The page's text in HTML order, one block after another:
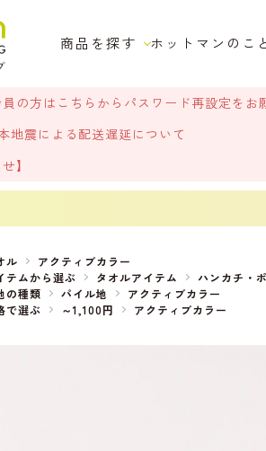
商品を探す ホットマンのこ
員の方はこちらからパスワード再設定をお
地震による配送遅延について
】
ル
アクティブカラー
テムから選ぶ タオルアイテム ハンカチ・
の種類 パイル地
アクティブカラー
で選ぶ ～1,100円 アクティブカラー